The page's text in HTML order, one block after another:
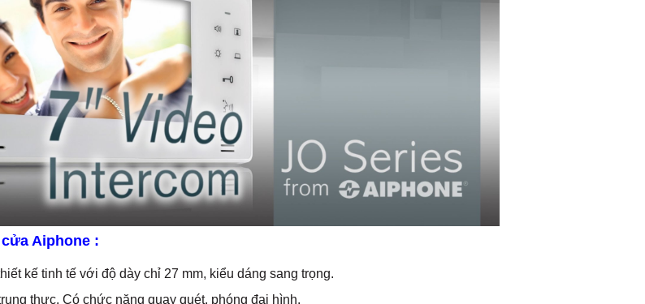
Aiphone :
kế tinh tế với độ dày chỉ 27 mm, kiểu dáng sang trọng.
thực. Có chức năng quay quét, phóng đại hình.